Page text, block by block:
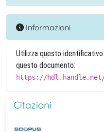
Informazioni
Utilizza questo
questo documento:
https://hdl.handle.net/
Citazioni